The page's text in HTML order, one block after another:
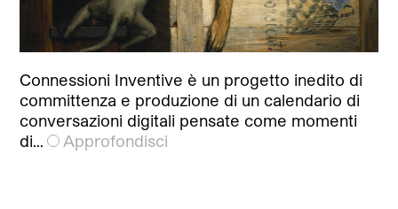
Connessioni Inventive è un progetto inedito di
committenza e produzione di un calendario di
conversazioni digitali pensate come momenti
di…
Approfondisci